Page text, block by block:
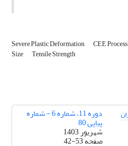
Severe Plastic Deformation CEE Process
Size Tensile Strength
دوره 11، شماره 6 - شماره
پیاپی 80
شهریور 1403
صفحه42-53